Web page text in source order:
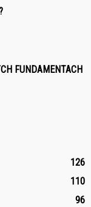
FUNDAMENTACH
126
110
96